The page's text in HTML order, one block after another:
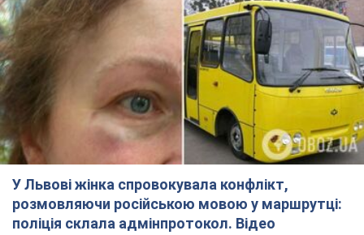
У Львові жінка спровокувала конфлікт,
розмовляючи російською мовою у маршрутці:
поліція склала адмінпротокол. Відео